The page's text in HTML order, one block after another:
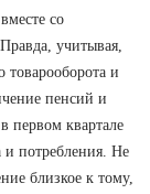
со
учитывая,
и
пенсий и
первом квартале
и потребления. Не
близкое к тому,